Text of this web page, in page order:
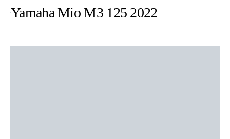
Yamaha Mio M3 125 2022